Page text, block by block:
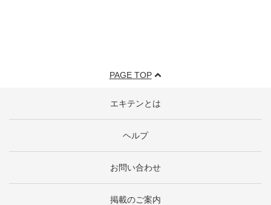
PAGE TOP
エキテンとは
ヘルプ
お問い合わせ
掲載のご案内